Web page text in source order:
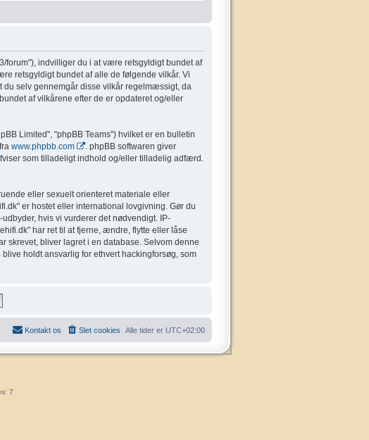
forum"), indvilliger du i at være retsgyldigt bundet af
retsgyldigt bundet af alle de følgende vilkår. Vi
selv gennemgår disse vilkår regelmæssigt, da
af vilkårene efter de er opdateret og/eller
Limited", "phpBB Teams") hvilket er en bulletin
www.phpbb.com
. phpBB softwaren giver
som tilladeligt indhold og/eller tilladelig adfærd.
eller sexuelt orienteret materiale eller
er hostet eller international lovgivning. Gør du
hvis vi vurderer det nødvendigt. IP-
har ret til at fjerne, ændre, flytte eller låse
skrevet, bliver lagret i en database. Selvom denne
holdt ansvarlig for ethvert hackingforsøg, som
Alle tider er UTC+02:00
Slet cookies
Kontakt os
7